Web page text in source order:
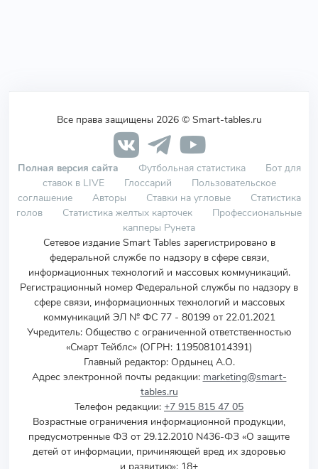
Все права защищены 2026 © Smart-tables.ru
Полная версия сайта Футбольная статистика
Бот для
ставок в LIVE
Глоссарий
Пользовательское
соглашение
Авторы Ставки на угловые
Статистика
голов
Статистика желтых карточек
Профессиональные
капперы Рунета
Сетевое издание Smart Tables зарегистрировано в
федеральной службе по надзору в сфере связи,
информационных технологий и массовых коммуникаций.
Регистрационный номер Федеральной службы по надзору в
сфере связи, информационных технологий и массовых
коммуникаций ЭЛ № ФС 77 - 80199 от 22.01.2021
Учредитель: Общество с ограниченной ответственностью
«Смарт Тейблс» (ОГРН: 1195081014391)
Главный редактор: Ордынец А.О.
Адрес электронной почты редакции: marketing@smart-
tables.ru
Телефон редакции: +7 915 815 47 05
Возрастные ограничения информационной продукции,
предусмотренные ФЗ от 29.12.2010 N436-ФЗ «О защите
детей от информации, причиняющей вред их здоровью